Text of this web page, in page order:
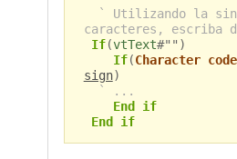
` Utilizando la
caracteres, escriba
If(vtText#"")
If(Character code
sign)
` ...
End if
End if